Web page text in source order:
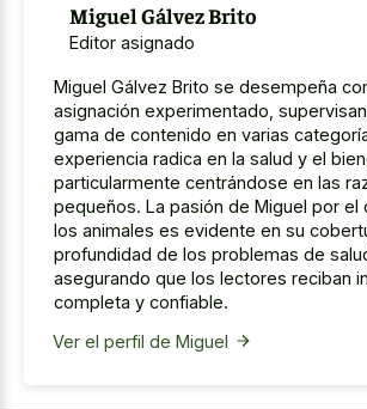
Miguel Gálvez Brito
Editor asignado
Miguel Gálvez Brito se desempeña
asignación experimentado,
gama de contenido en varias
experiencia radica en la salud y el
particularmente centrándose en las
pequeños. La pasión de Miguel por el
los animales es evidente en su
profundidad de los problemas de
asegurando que los lectores reciban
completa y confiable.
Ver el perfil de Miguel